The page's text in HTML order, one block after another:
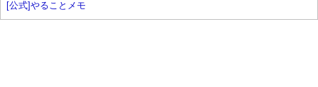
[公式]やることメモ